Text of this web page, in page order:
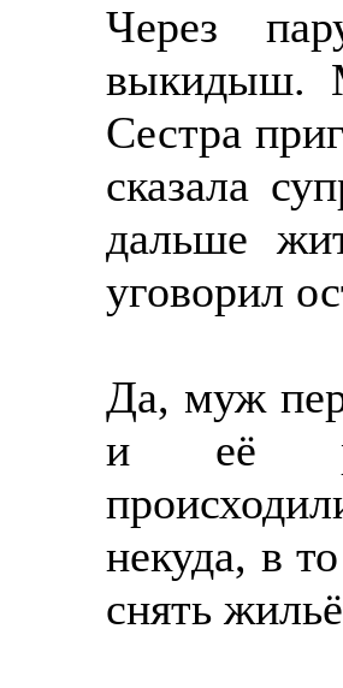
Через
выкидыш.
Сестра
сказала
дальше
уговорил
Да, муж
и её
некуда, в
снять